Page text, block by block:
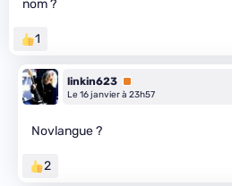
nom ?
1
linkin623 Premium
Le 16 janvier à 23h57
Novlangue ?
2